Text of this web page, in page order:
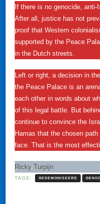
If there is no genocide,
After all, justice has not
proof that Western
supported by the Peace
in the Dutch streets.
Left or right, a decision in
the Peace Palace is an
each other in words about
of this legal battle. But
continue to convince the
Hamas that the chosen
face. That is the most
Ricky Turpijn
TAGS: GEDEMONISEERD